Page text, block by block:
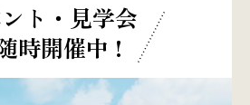
ト・見学会
時開催中 !